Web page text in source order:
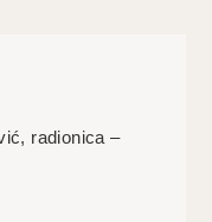
radionica –